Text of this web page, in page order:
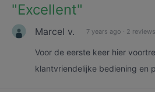
"Excellent"
Marcel v. 7 years ago · 2 reviews
Voor de eerste keer hier
klantvriendelijke bediening en